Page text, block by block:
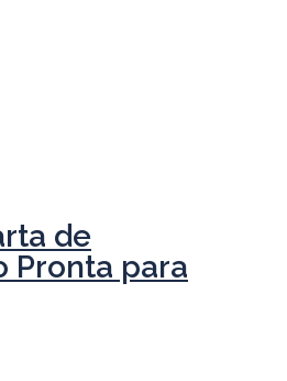
de
Pronta para